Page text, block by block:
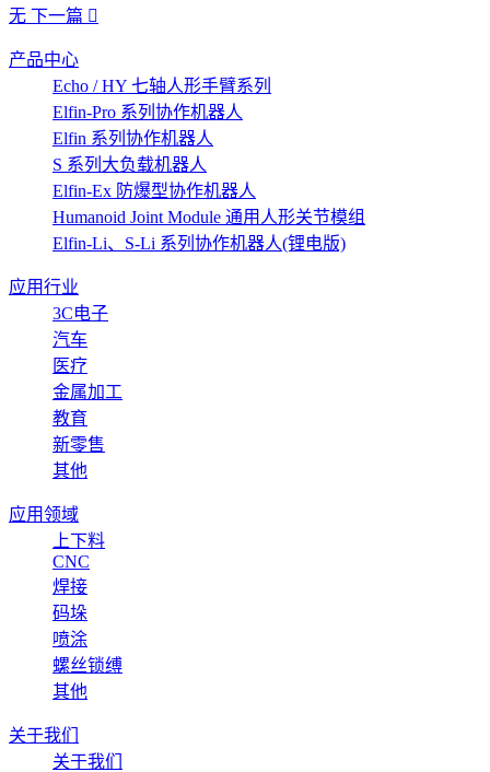
无 下一篇
产品中心
Echo / HY 七轴人形手臂系列
Elfin-Pro 系列协作机器人
Elfin 系列协作机器人
S 系列大负载机器人
Elfin-Ex 防爆型协作机器人
Humanoid Joint Module 通用人形关节模组
Elfin-Li、S-Li 系列协作机器人(锂电版)
应用行业
3C电子
汽车
医疗
金属加工
教育
新零售
其他
应用领域
上下料
CNC
焊接
码垛
喷涂
螺丝锁缚
其他
关于我们
关于我们